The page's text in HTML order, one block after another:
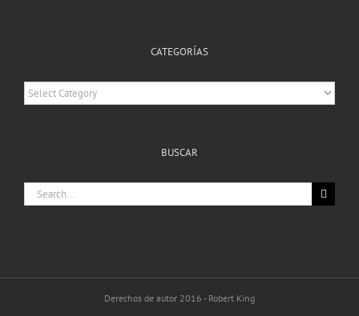
CATEGORÍAS
Categorías
BUSCAR
Search
for:
Derechos de autor 2016 - Robert King